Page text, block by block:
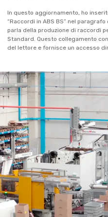
In questo aggiornamento, ho
“Raccordi in ABS BS” nel
parla della produzione di raccordi
Standard. Questo collegamento
del lettore e fornisce un accesso